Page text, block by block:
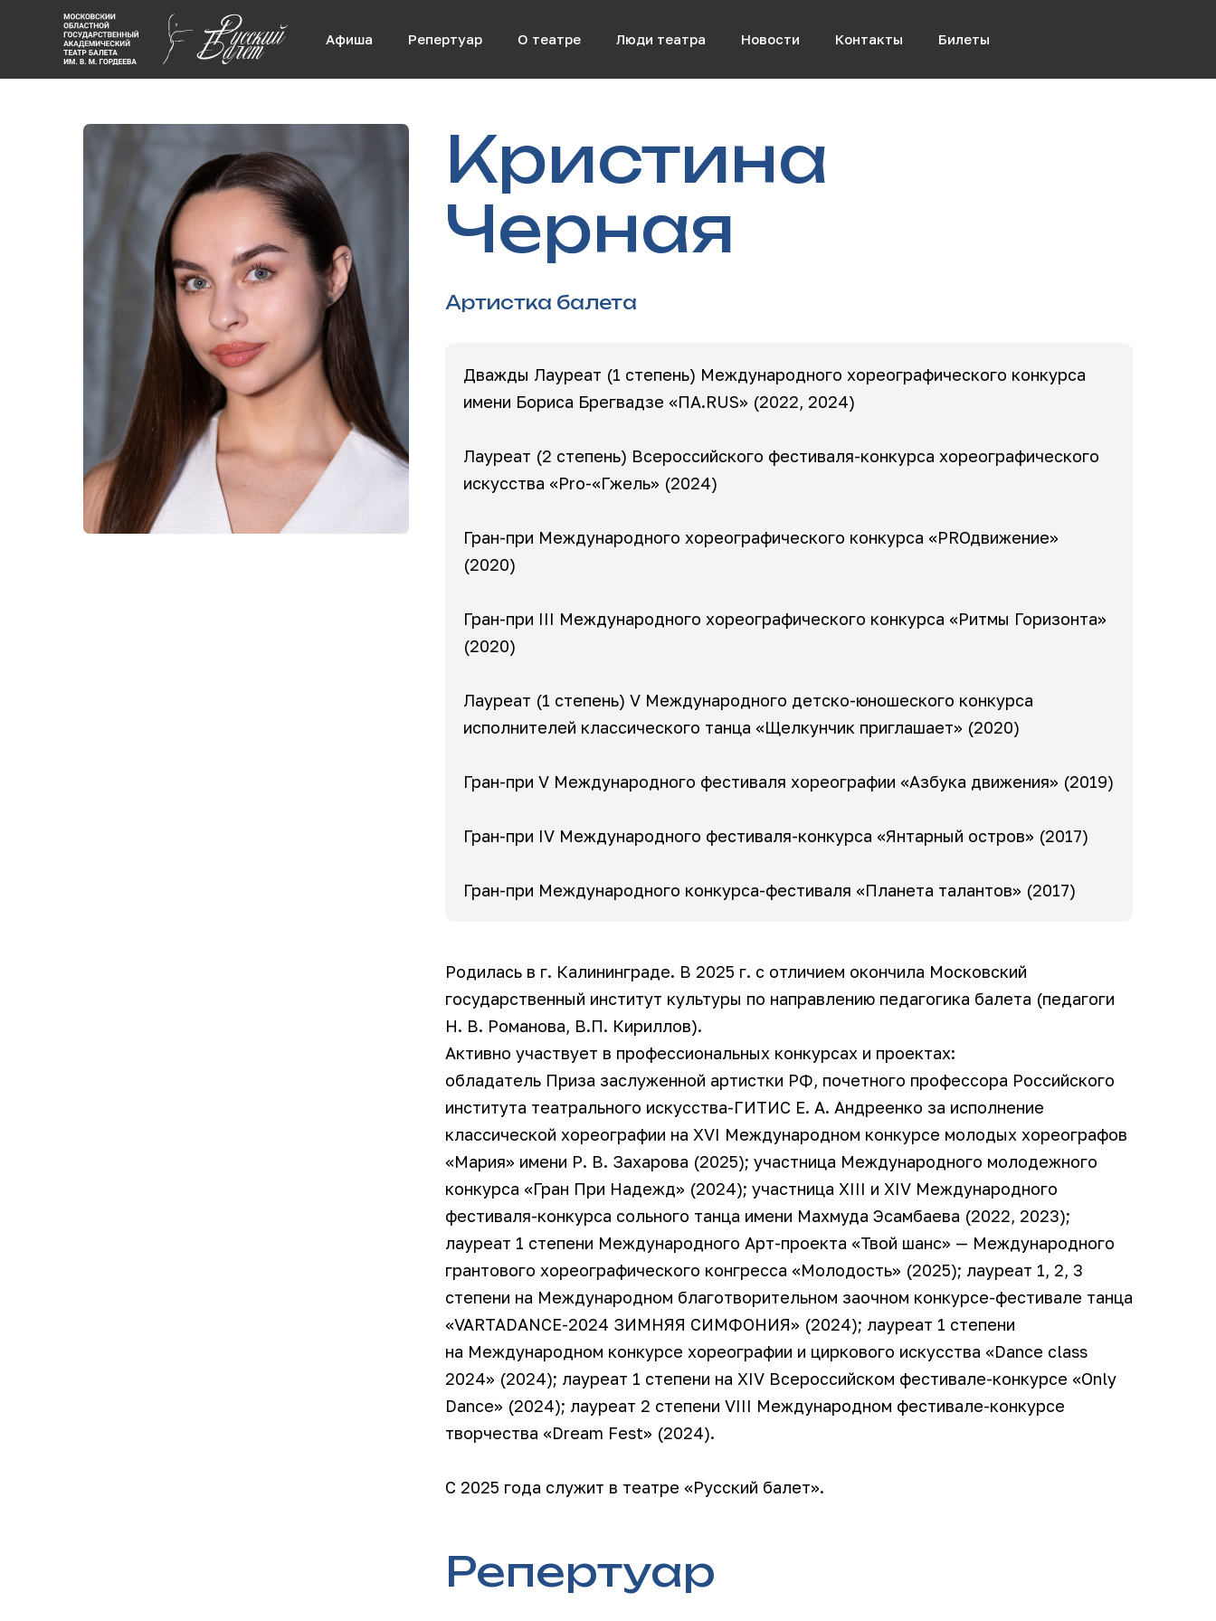
Афиша Репертуар О театре Люди театра Новости Контакты Билеты
Кристина
Черная
Артистка балета
Дважды Лауреат (1 степень) Международного хореографического конкурса
имени Бориса Брегвадзе «ПА.RUS» (2022, 2024)
Лауреат (2 степень) Всероссийского фестиваля-конкурса хореографического
искусства «Pro-«Гжель» (2024)
Гран-при Международного хореографического конкурса «PRОдвижение»
(2020)
Гран-при III Международного хореографического конкурса «Ритмы Горизонта»
(2020)
Лауреат (1 степень) V Международного детско-юношеского конкурса
исполнителей классического танца «Щелкунчик приглашает» (2020)
Гран-при V Международного фестиваля хореографии «Азбука движения» (2019)
Гран-при IV Международного фестиваля-конкурса «Янтарный остров» (2017)
Гран-при Международного конкурса-фестиваля «Планета талантов» (2017)
Родилась в г. Калининграде. В 2025 г. с отличием окончила Московский
государственный институт культуры по направлению педагогика балета (педагоги
Н. В. Романова, В.П. Кириллов).
Активно участвует в профессиональных конкурсах и проектах:
обладатель Приза заслуженной артистки РФ, почетного профессора Российского
института театрального искусства-ГИТИС Е. А. Андреенко за исполнение
классической хореографии на XVI Международном конкурсе молодых хореографов
«Мария» имени Р. В. Захарова (2025); участница Международного молодежного
конкурса «Гран При Надежд» (2024); участница XIII и XIV Международного
фестиваля-конкурса сольного танца имени Махмуда Эсамбаева (2022, 2023);
лауреат 1 степени Международного Арт-проекта «Твой шанс» — Международного
грантового хореографического конгресса «Молодость» (2025); лауреат 1, 2, 3
степени на Международном благотворительном заочном конкурсе-фестивале танца
«VARTADANCE-2024 ЗИМНЯЯ СИМФОНИЯ» (2024); лауреат 1 степени
на Международном конкурсе хореографии и циркового искусства «Dance class
2024» (2024); лауреат 1 степени на XIV Всероссийском фестивале-конкурсе «Only
Dance» (2024); лауреат 2 степени VIII Международном фестивале-конкурсе
творчества «Dream Fest» (2024).
С 2025 года служит в театре «Русский балет».
Репертуар